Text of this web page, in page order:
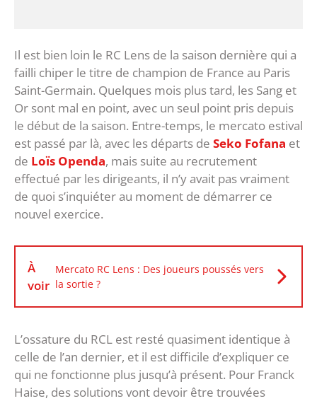
Il est bien loin le RC Lens de la saison dernière qui a
failli chiper le titre de champion de France au Paris
Saint-Germain. Quelques mois plus tard, les Sang et
Or sont mal en point, avec un seul point pris depuis
le début de la saison. Entre-temps, le mercato estival
est passé par là, avec les départs de Seko Fofana et
de Loïs Openda, mais suite au recrutement
effectué par les dirigeants, il n’y avait pas vraiment
de quoi s’inquiéter au moment de démarrer ce
nouvel exercice.
À
voir
Mercato RC Lens : Des joueurs poussés vers
la sortie ?
L’ossature du RCL est resté quasiment identique à
celle de l’an dernier, et il est difficile d’expliquer ce
qui ne fonctionne plus jusqu’à présent. Pour Franck
Haise, des solutions vont devoir être trouvées